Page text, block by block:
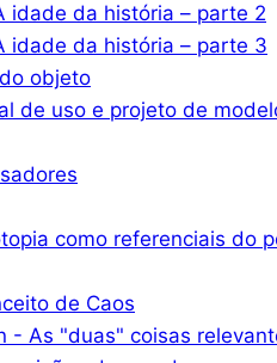
idade da história – parte 2
idade da história – parte 3
objeto
de uso e projeto de
como referenciais do
de Caos
- As "duas" coisas